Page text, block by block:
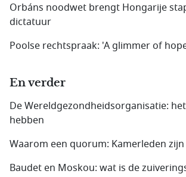
Orbáns noodwet brengt Hongarije
dictatuur
Poolse rechtspraak: 'A glimmer of
En verder
De Wereldgezondheidsorganisatie:
hebben
Waarom een quorum: Kamerleden
Baudet en Moskou: wat is de